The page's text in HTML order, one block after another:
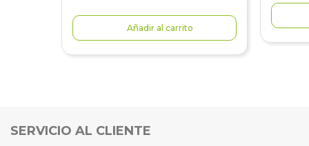
Añadir al carrito
SERVICIO AL CLIENTE